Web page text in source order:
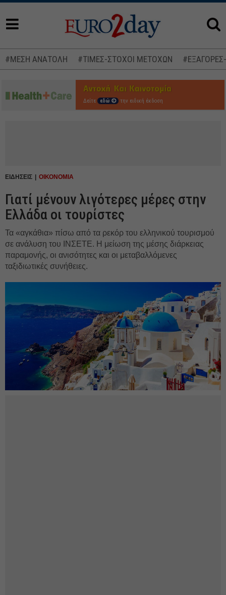
#ΜΕΣΗ ΑΝΑΤΟΛΗ #ΤΙΜΕΣ-ΣΤΟΧΟΙ ΜΕΤΟΧΩΝ
Δείτε εδώ την ειδική έκδοση
ΕΙΔΗΣΕΙΣ ΟΙΚΟΝΟΜΙΑ
Γιατί μένουν λιγότερες μέρες στην
Ελλάδα οι τουρίστες
Τα «αγκάθια» πίσω από τα ρεκόρ του ελληνικού τουρισμού
σε ανάλυση του ΙΝΣΕΤΕ. Η μείωση της μέσης διάρκειας
παραμονής, οι ανισότητες και οι μεταβαλλόμενες
ταξιδιωτικές συνήθειες.